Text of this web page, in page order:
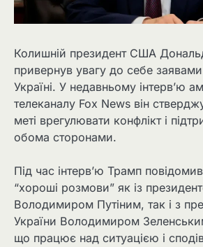
Колишній президент США
привернув увагу до себе
Україні. У недавньому інтерв’ю
телеканалу Fox News він
меті врегулювати конфлікт і
обома сторонами.
Під час інтерв’ю Трамп
“хороші розмови” як із
Володимиром Путіним, так і з
України Володимиром
що працює над ситуацією і